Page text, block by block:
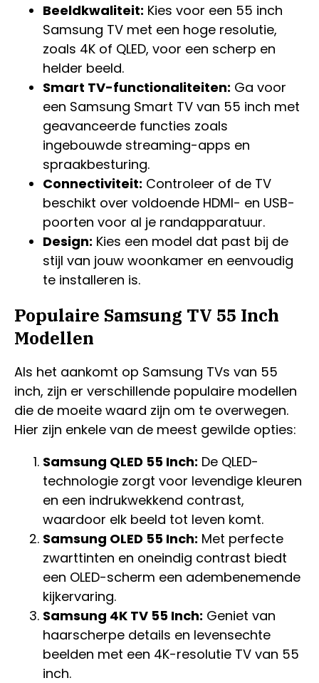
Beeldkwaliteit: Kies voor een 55 inch
Samsung TV met een hoge resolutie,
zoals 4K of QLED, voor een scherp en
helder beeld.
Smart TV-functionaliteiten: Ga voor
een Samsung Smart TV van 55 inch met
geavanceerde functies zoals
ingebouwde streaming-apps en
spraakbesturing.
Connectiviteit: Controleer of de TV
beschikt over voldoende HDMI- en USB-
poorten voor al je randapparatuur.
Design: Kies een model dat past bij de
stijl van jouw woonkamer en eenvoudig
te installeren is.
Populaire Samsung TV 55 Inch
Modellen
Als het aankomt op Samsung TVs van 55
inch, zijn er verschillende populaire modellen
die de moeite waard zijn om te overwegen.
Hier zijn enkele van de meest gewilde opties:
Samsung QLED 55 Inch: De QLED-
technologie zorgt voor levendige kleuren
en een indrukwekkend contrast,
waardoor elk beeld tot leven komt.
Samsung OLED 55 Inch: Met perfecte
zwarttinten en oneindig contrast biedt
een OLED-scherm een adembenemende
kijkervaring.
Samsung 4K TV 55 Inch: Geniet van
haarscherpe details en levensechte
beelden met een 4K-resolutie TV van 55
inch.